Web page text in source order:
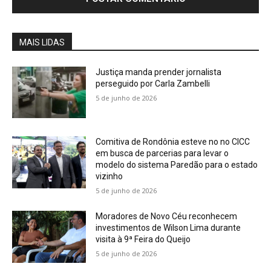
MAIS LIDAS
Justiça manda prender jornalista
perseguido por Carla Zambelli
5 de junho de 2026
Comitiva de Rondônia esteve no no CICC
em busca de parcerias para levar o
modelo do sistema Paredão para o estado
vizinho
5 de junho de 2026
Moradores de Novo Céu reconhecem
investimentos de Wilson Lima durante
visita à 9ª Feira do Queijo
5 de junho de 2026